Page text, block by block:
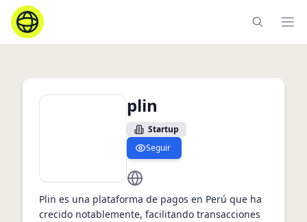
plin
Startup
Seguir
https://plin.pe
Plin es una plataforma de pagos en Perú que ha
crecido notablemente, facilitando transacciones